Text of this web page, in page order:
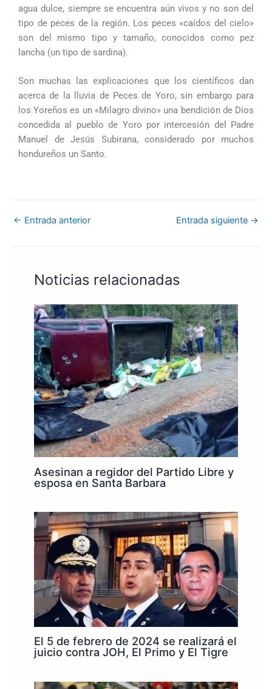
agua dulce, siempre se encuentra aún vivos y no son del
tipo de peces de la región. Los peces «caídos del cielo»
son del mismo tipo y tamaño, conocidos como pez
lancha (un tipo de sardina).
Son muchas las explicaciones que los científicos dan
acerca de la lluvia de Peces de Yoro, sin embargo para
los Yoreños es un «Milagro divino» una bendición de Dios
concedida al pueblo de Yoro por intercesión del Padre
Manuel de Jesús Subirana, considerado por muchos
hondureños un Santo.
← Entrada anterior Entrada siguiente →
Noticias relacionadas
Asesinan a regidor del Partido Libre y
esposa en Santa Barbara
El 5 de febrero de 2024 se realizará el
juicio contra JOH, El Primo y El Tigre